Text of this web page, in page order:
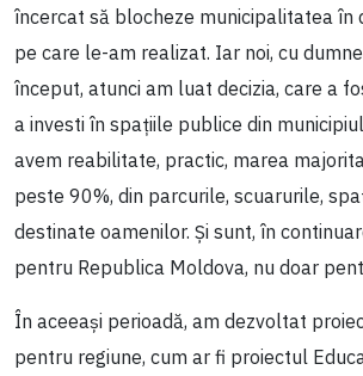
încercat să blocheze municipalitatea în
pe care le-am realizat. Iar noi, cu
început, atunci am luat decizia, care a
a investi în spațiile publice din
avem reabilitate, practic, marea
peste 90%, din parcurile, scuarurile,
destinate oamenilor. Și sunt, în
pentru Republica Moldova, nu doar
În aceeași perioadă, am dezvoltat
pentru regiune, cum ar fi proiectul